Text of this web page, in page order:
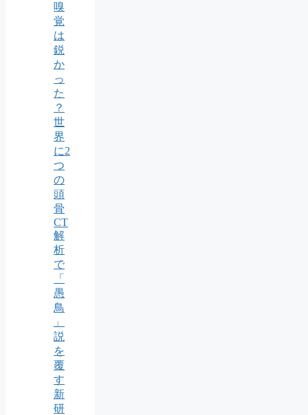
嗅
覚
は
鋭
か
っ
た
？
世
界
に2
つ
の
頭
骨
CT
解
析
で
「
愚
鳥
」
説
を
覆
す
新
研